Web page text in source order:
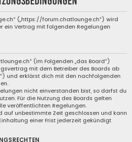
(„https://forum.chatlounge.ch“) wird
ein Vertrag mit folgenden Regelungen
(im Folgenden „das Board“)
mit dem Betreiber des Boards ab
und erklärst dich mit den nachfolgenden
nicht einverstanden bist, so darfst du
Für die Nutzung des Boards gelten
veröffentlichten Regelungen.
auf unbestimmte Zeit geschlossen und kann
einer Frist jederzeit gekündigt